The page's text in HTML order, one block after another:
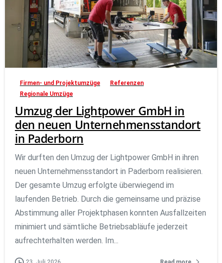
Firmen- und Projektumzüge
Referenzen
Regionale Umzüge
Umzug der Lightpower GmbH in
den neuen Unternehmensstandort
in Paderborn
Wir durften den Umzug der Lightpower GmbH in ihren
neuen Unternehmensstandort in Paderborn realisieren.
Der gesamte Umzug erfolgte überwiegend im
laufenden Betrieb. Durch die gemeinsame und präzise
Abstimmung aller Projektphasen konnten Ausfallzeiten
minimiert und sämtliche Betriebsabläufe jederzeit
aufrechterhalten werden. Im...